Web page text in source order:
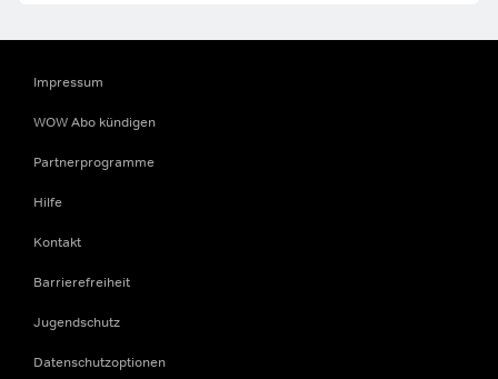
Impressum
WOW Abo kündigen
Partnerprogramme
Hilfe
Kontakt
Barrierefreiheit
Jugendschutz
Datenschutzoptionen